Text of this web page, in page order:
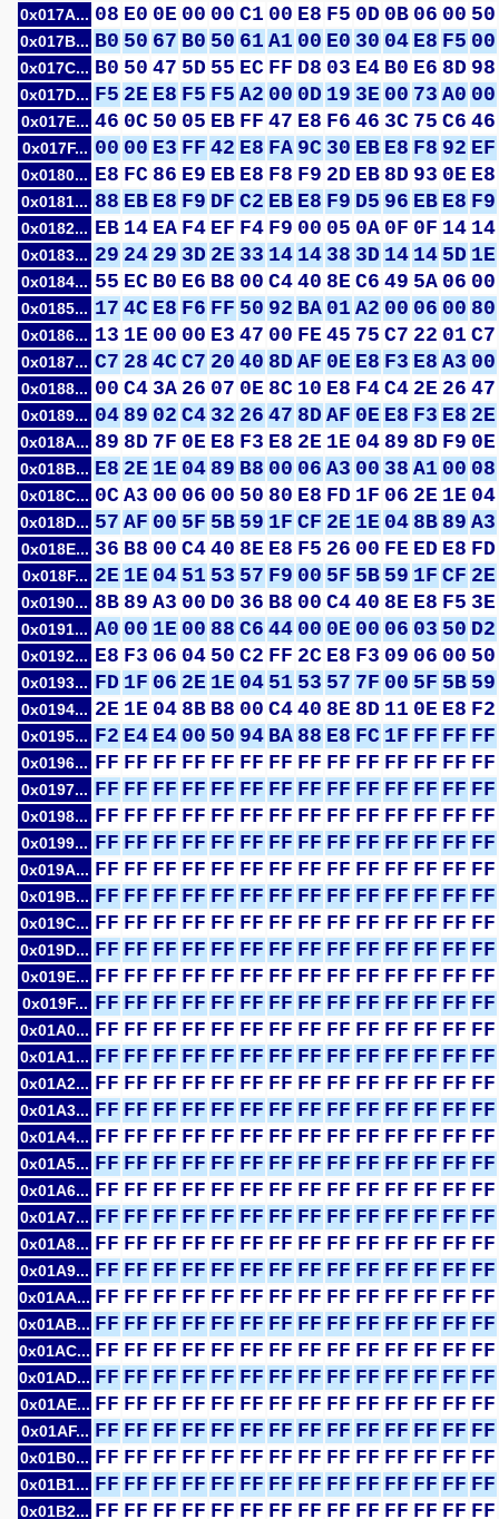
0x017A... 08 E0 0E 00 00 C1 00 E8 F5 0D 0B 06 00 50
0x017B... B0 50 67 B0 50 61 A1 00 E0 30 04 E8 F5 00
0x017C... B0 50 47 5D 55 EC FF D8 03 E4 B0 E6 8D 98
0x017D... F5 2E E8 F5 F5 A2 00 0D 19 3E 00 73 A0 00
0x017E... 46 0C 50 05 EB FF 47 E8 F6 46 3C 75 C6 46
0x017F... 00 00 E3 FF 42 E8 FA 9C 30 EB E8 F8 92 EF
0x0180... E8 FC 86 E9 EB E8 F8 F9 2D EB 8D 93 0E E8
0x0181... 88 EB E8 F9 DF C2 EB E8 F9 D5 96 EB E8 F9
0x0182... EB 14 EA F4 EF F4 F9 00 05 0A 0F 0F 14 14
0x0183... 29 24 29 3D 2E 33 14 14 38 3D 14 14 5D 1E
0x0184... 55 EC B0 E6 B8 00 C4 40 8E C6 49 5A 06 00
0x0185... 17 4C E8 F6 FF 50 92 BA 01 A2 00 06 00 80
0x0186... 13 1E 00 00 E3 47 00 FE 45 75 C7 22 01 C7
0x0187... C7 28 4C C7 20 40 8D AF 0E E8 F3 E8 A3 00
0x0188... 00 C4 3A 26 07 0E 8C 10 E8 F4 C4 2E 26 47
0x0189... 04 89 02 C4 32 26 47 8D AF 0E E8 F3 E8 2E
0x018A... 89 8D 7F 0E E8 F3 E8 2E 1E 04 89 8D F9 0E
0x018B... E8 2E 1E 04 89 B8 00 06 A3 00 38 A1 00 08
0x018C... 0C A3 00 06 00 50 80 E8 FD 1F 06 2E 1E 04
0x018D... 57 AF 00 5F 5B 59 1F CF 2E 1E 04 8B 89 A3
0x018E... 36 B8 00 C4 40 8E E8 F5 26 00 FE ED E8 FD
0x018F... 2E 1E 04 51 53 57 F9 00 5F 5B 59 1F CF 2E
0x0190... 8B 89 A3 00 D0 36 B8 00 C4 40 8E E8 F5 3E
0x0191... A0 00 1E 00 88 C6 44 00 0E 00 06 03 50 D2
0x0192... E8 F3 06 04 50 C2 FF 2C E8 F3 09 06 00 50
0x0193... FD 1F 06 2E 1E 04 51 53 57 7F 00 5F 5B 59
0x0194... 2E 1E 04 8B B8 00 C4 40 8E 8D 11 0E E8 F2
0x0195... F2 E4 E4 00 50 94 BA 88 E8 FC 1F FF FF FF
0x0196... FF FF FF FF FF FF FF FF FF FF FF FF FF FF
0x0197... FF FF FF FF FF FF FF FF FF FF FF FF FF FF
0x0198... FF FF FF FF FF FF FF FF FF FF FF FF FF FF
0x0199... FF FF FF FF FF FF FF FF FF FF FF FF FF FF
0x019A... FF FF FF FF FF FF FF FF FF FF FF FF FF FF
0x019B... FF FF FF FF FF FF FF FF FF FF FF FF FF FF
0x019C... FF FF FF FF FF FF FF FF FF FF FF FF FF FF
0x019D... FF FF FF FF FF FF FF FF FF FF FF FF FF FF
0x019E... FF FF FF FF FF FF FF FF FF FF FF FF FF FF
0x019F... FF FF FF FF FF FF FF FF FF FF FF FF FF FF
0x01A0... FF FF FF FF FF FF FF FF FF FF FF FF FF FF
0x01A1... FF FF FF FF FF FF FF FF FF FF FF FF FF FF
0x01A2... FF FF FF FF FF FF FF FF FF FF FF FF FF FF
0x01A3... FF FF FF FF FF FF FF FF FF FF FF FF FF FF
0x01A4... FF FF FF FF FF FF FF FF FF FF FF FF FF FF
0x01A5... FF FF FF FF FF FF FF FF FF FF FF FF FF FF
0x01A6... FF FF FF FF FF FF FF FF FF FF FF FF FF FF
0x01A7... FF FF FF FF FF FF FF FF FF FF FF FF FF FF
0x01A8... FF FF FF FF FF FF FF FF FF FF FF FF FF FF
0x01A9... FF FF FF FF FF FF FF FF FF FF FF FF FF FF
0x01AA... FF FF FF FF FF FF FF FF FF FF FF FF FF FF
0x01AB... FF FF FF FF FF FF FF FF FF FF FF FF FF FF
0x01AC... FF FF FF FF FF FF FF FF FF FF FF FF FF FF
0x01AD... FF FF FF FF FF FF FF FF FF FF FF FF FF FF
0x01AE... FF FF FF FF FF FF FF FF FF FF FF FF FF FF
0x01AF... FF FF FF FF FF FF FF FF FF FF FF FF FF FF
0x01B0... FF FF FF FF FF FF FF FF FF FF FF FF FF FF
0x01B1... FF FF FF FF FF FF FF FF FF FF FF FF FF FF
0x01B2... FF FF FF FF FF FF FF FF FF FF FF FF FF FF